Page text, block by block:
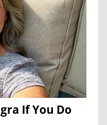
If You Do